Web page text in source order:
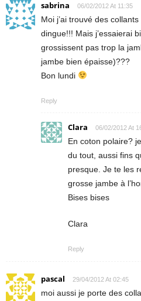
sabrina 06/02/2012 At 11:35
Moi j’ai trouvé des
dingue!!! Mais j’essaierai
grossissent pas trop la
jambe bien épaisse)???
Bon lundi
Reply
Clara 06/02/2012 At
En coton polaire?
du tout, aussi fins
presque. Je te les
grosse jambe à
Bises bises
Clara
Reply
pascal 29/04/2012 At 02:45
moi aussi je porte des